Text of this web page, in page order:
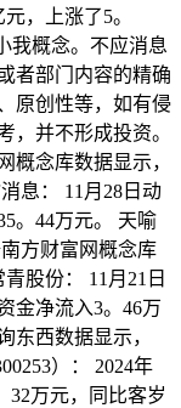
，上涨了5。
我概念。不应消息
者部门内容的精确
原创性等，如有侵
，并不形成投资。
概念库数据显示，
息： 11月28日动
。44万元。 天喻
方财富网概念库
股份： 11月21日
金净流入3。46万
东西数据显示，
）： 2024年
32万元，同比客岁